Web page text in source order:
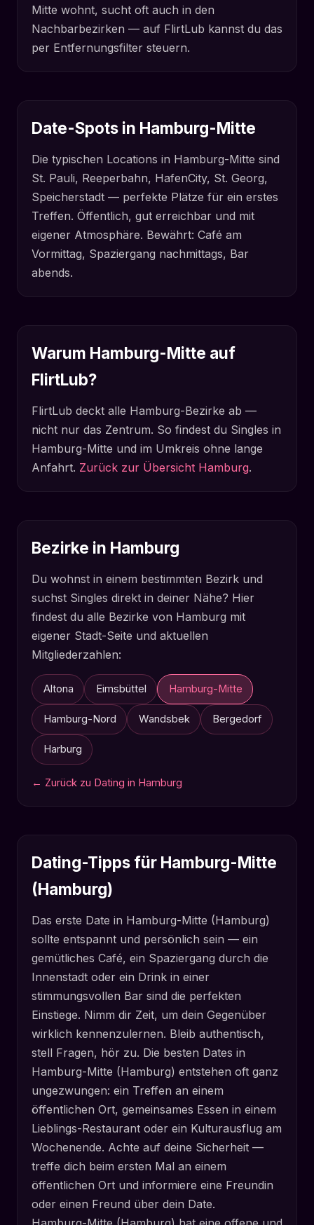
Mitte wohnt, sucht oft auch in den
Nachbarbezirken — auf FlirtLub kannst du das
per Entfernungsfilter steuern.
Date-Spots in Hamburg-Mitte
Die typischen Locations in Hamburg-Mitte sind
St. Pauli, Reeperbahn, HafenCity, St. Georg,
Speicherstadt — perfekte Plätze für ein erstes
Treffen. Öffentlich, gut erreichbar und mit
eigener Atmosphäre. Bewährt: Café am
Vormittag, Spaziergang nachmittags, Bar
abends.
Warum Hamburg-Mitte auf
FlirtLub?
FlirtLub deckt alle Hamburg-Bezirke ab —
nicht nur das Zentrum. So findest du Singles in
Hamburg-Mitte und im Umkreis ohne lange
Anfahrt. Zurück zur Übersicht Hamburg.
Bezirke in Hamburg
Du wohnst in einem bestimmten Bezirk und
suchst Singles direkt in deiner Nähe? Hier
findest du alle Bezirke von Hamburg mit
eigener Stadt-Seite und aktuellen
Mitgliederzahlen:
Altona Eimsbüttel Hamburg-Mitte
Hamburg-Nord Wandsbek Bergedorf
Harburg
← Zurück zu Dating in Hamburg
Dating-Tipps für Hamburg-Mitte
(Hamburg)
Das erste Date in Hamburg-Mitte (Hamburg)
sollte entspannt und persönlich sein — ein
gemütliches Café, ein Spaziergang durch die
Innenstadt oder ein Drink in einer
stimmungsvollen Bar sind die perfekten
Einstiege. Nimm dir Zeit, um dein Gegenüber
wirklich kennenzulernen. Bleib authentisch,
stell Fragen, hör zu. Die besten Dates in
Hamburg-Mitte (Hamburg) entstehen oft ganz
ungezwungen: ein Treffen an einem
öffentlichen Ort, gemeinsames Essen in einem
Lieblings-Restaurant oder ein Kulturausflug am
Wochenende. Achte auf deine Sicherheit —
treffe dich beim ersten Mal an einem
öffentlichen Ort und informiere eine Freundin
oder einen Freund über dein Date.